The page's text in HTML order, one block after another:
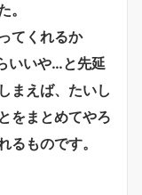
。
てくれるか
いいや…と先延
まえば、たいし
をまとめてやろ
るものです。